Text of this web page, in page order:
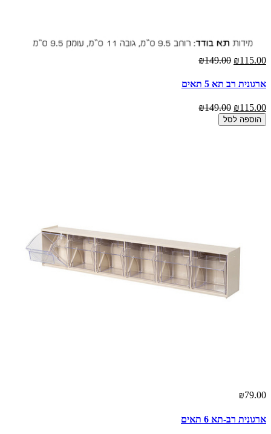
₪115.00
₪149.00
ארגונית רב תא 5 תאים
₪115.00
₪149.00
הוספה לסל
₪79.00
ארגונית רב-תא 6 תאים